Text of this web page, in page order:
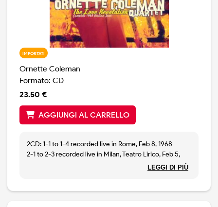
IMPORTATI
Ornette Coleman
Formato: CD
23.50 €
AGGIUNGI AL CARRELLO
2CD: 1-1 to 1-4 recorded live in Rome, Feb 8, 1968
2-1 to 2-3 recorded live in Milan, Teatro Lirico, Feb 5,
LEGGI DI PIÙ